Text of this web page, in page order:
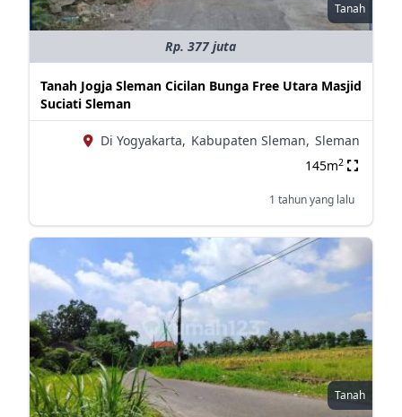
Tanah
Rp. 377 juta
Tanah Jogja Sleman Cicilan Bunga Free Utara Masjid
Suciati Sleman
Di Yogyakarta, Kabupaten Sleman, Sleman
145m2
1 tahun yang lalu
Tanah